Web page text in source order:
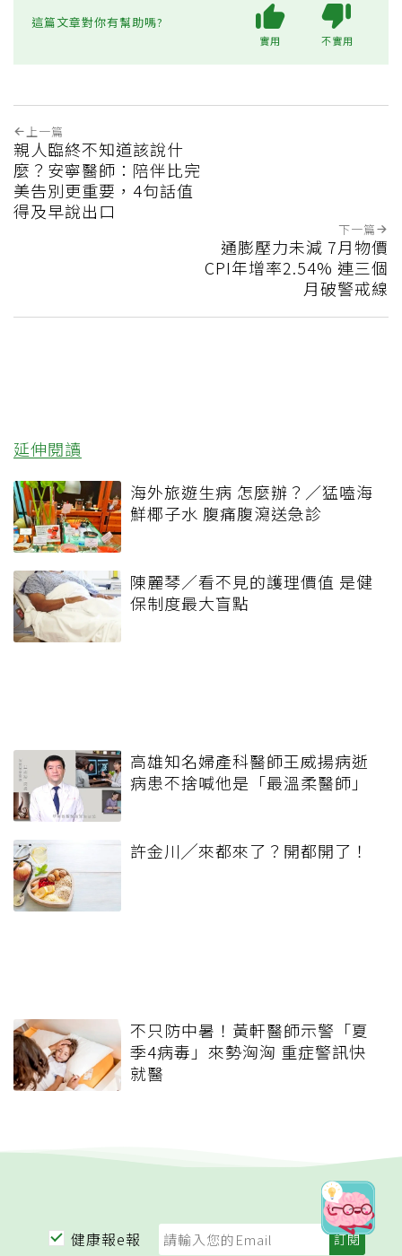
這篇文章對你有幫助嗎?
實用 不實用
上一篇
親人臨終不知道該說什
麼？安寧醫師：陪伴比完
美告別更重要，4句話值
得及早說出口
下一篇
通膨壓力未減 7月物價
CPI年增率2.54% 連三個
月破警戒線
延伸閱讀
海外旅遊生病 怎麼辦？／猛嗑海
鮮椰子水 腹痛腹瀉送急診
陳麗琴／看不見的護理價值 是健
保制度最大盲點
高雄知名婦產科醫師王威揚病逝
病患不捨喊他是「最溫柔醫師」
許金川╱來都來了？開都開了！
不只防中暑！黃軒醫師示警「夏
季4病毒」來勢洶洶 重症警訊快
就醫
健康報e報